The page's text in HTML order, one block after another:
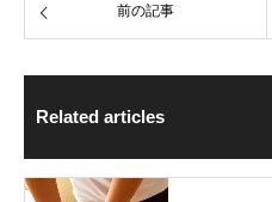
前の記事
Related articles